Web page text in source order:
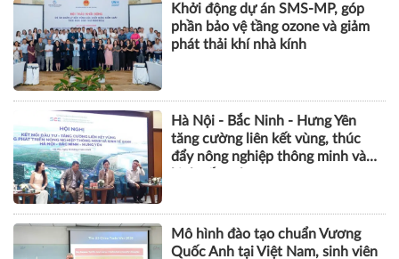
Khởi động dự án SMS-MP, góp
phần bảo vệ tầng ozone và giảm
phát thải khí nhà kính
Hà Nội - Bắc Ninh - Hưng Yên
tăng cường liên kết vùng, thúc
đẩy nông nghiệp thông minh và
Mô hình đào tạo chuẩn Vương
Quốc Anh tại Việt Nam, sinh viên